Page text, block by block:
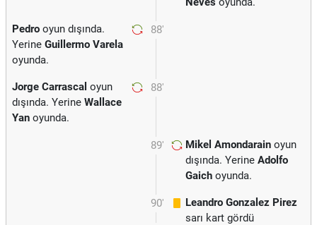
88'
Pedro oyun dışında.
Yerine Guillermo Varela
oyunda.
88'
Jorge Carrascal oyun
dışında. Yerine Wallace
Yan oyunda.
89' Mikel Amondarain oyun
dışında. Yerine Adolfo
Gaich oyunda.
90'
Leandro Gonzalez Pirez
sarı kart gördü